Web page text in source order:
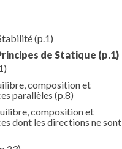
(p.1)
de Statique (p.1)
composition et
parallèles (p.8)
composition et
dont les directions ne